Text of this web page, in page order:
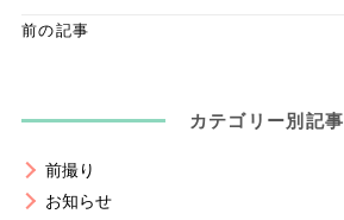
前の記事
カテゴリー別記事
前撮り
お知らせ